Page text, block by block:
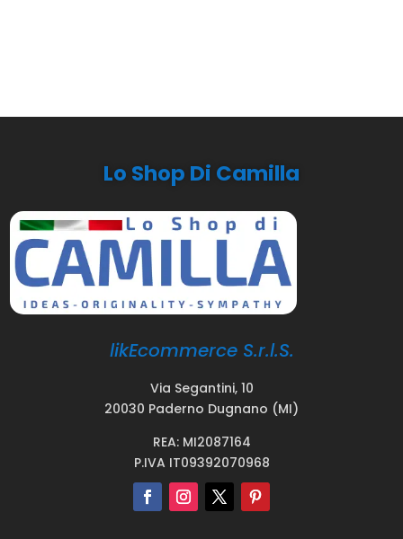
Lo Shop Di Camilla
likEcommerce S.r.l.S.
Via Segantini, 10
20030 Paderno Dugnano (MI)
REA: MI2087164
P.IVA IT09392070968